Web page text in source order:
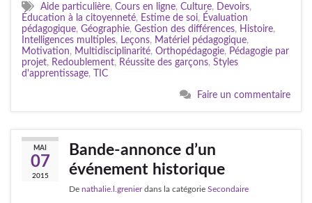
Aide particulière, Cours en ligne, Culture, Devoirs,
Éducation à la citoyenneté, Estime de soi, Évaluation
pédagogique, Géographie, Gestion des différences, Histoire,
Intelligences multiples, Leçons, Matériel pédagogique,
Motivation, Multidisciplinarité, Orthopédagogie, Pédagogie par
projet, Redoublement, Réussite des garçons, Styles
d'apprentissage, TIC
Faire un commentaire
MAI
07
2015
Bande-annonce d’un
événement historique
De nathalie.l.grenierdans la catégorie Secondaire